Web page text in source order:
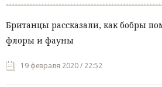
Британцы рассказали, как бобры
флоры и фауны
19 февраля 2020 / 22:52